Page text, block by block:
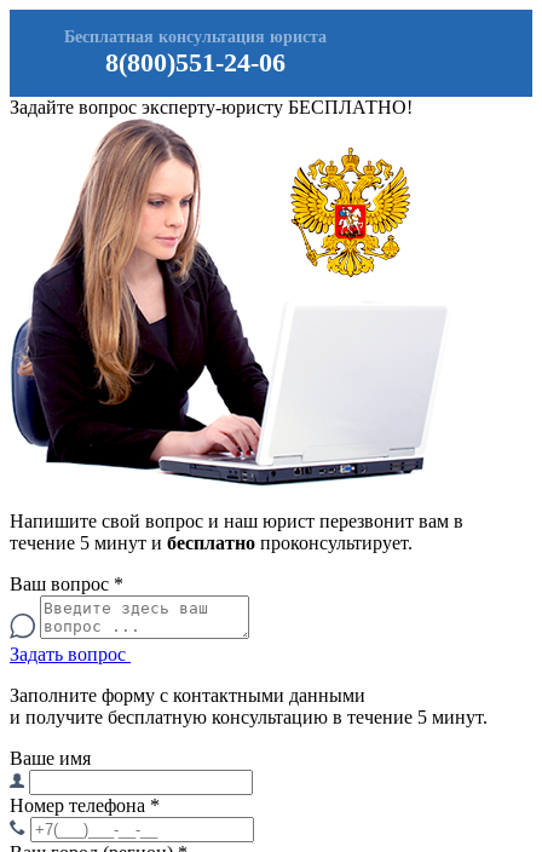
8(800)551-24-06
Бесплатная консультация юриста
Задайте вопрос эксперту-юристу БЕСПЛАТНО!
Напишите свой вопрос и наш юрист перезвонит вам в
течение 5 минут и бесплатно проконсультирует.
Ваш вопрос *
Задать вопрос
Заполните форму с контактными данными
и получите бесплатную консультацию в течение 5 минут.
Ваше имя
Номер телефона *